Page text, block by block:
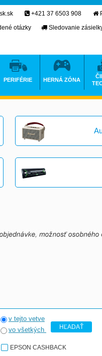
v tejto vetve
vo všetkých
HĽADAŤ
EPSON CASHBACK
+421 37 6503 908
otázky
Sledovanie
PERIFÉRIE HERNÁ ZÓNA